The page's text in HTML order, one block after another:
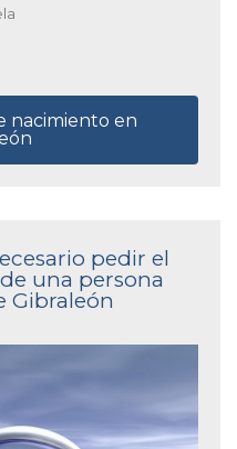
nacimiento en
pedir el
una persona
Gibraleón